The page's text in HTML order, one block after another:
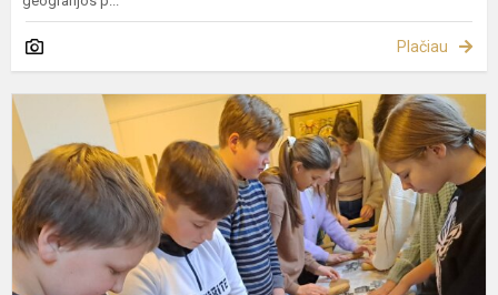
Plačiau